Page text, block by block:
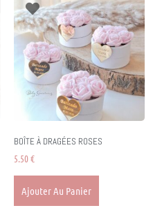
BOÎTE À DRAGÉES ROSES
5.50€
Ajouter Au Panier